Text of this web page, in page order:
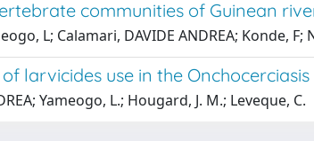
communities of Guinean
L; Calamari, DAVIDE ANDREA; Konde, F;
larvicides use in the
Yameogo, L.; Hougard, J. M.; Leveque, C.